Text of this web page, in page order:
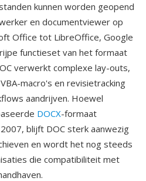
kunnen worden geopend
en documentviewer op
Office tot LibreOffice, Google
functieset van het formaat
verwerkt complexe lay-outs,
macro's en revisietracking
aandrijven. Hoewel
DOCX-formaat
blijft DOC sterk aanwezig
en wordt het nog steeds
die compatibiliteit met